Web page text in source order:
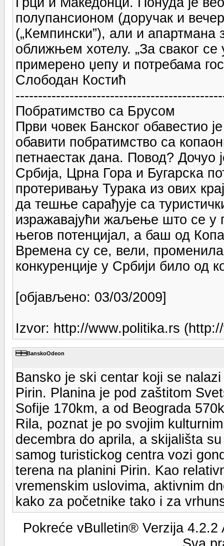
полупансионом (доручак и
(„Кемпински”), али и апартмана
оближњем хотелу. „За сваког
примерено џепу и потребама
Слободан Костић
Побратимство са Брусом
Први човек Банског обавестио
обавити побратимство са
петнаестак дана. Повод? Дочуо
Србија, Црна Гора и Бугарска
протеривању Турака из ових
да тешње сарађује са
изражавајући жаљење што се у
његов потенцијал, а баш од
Времена су се, вели,
конкуренције у Србији било од
[објављено: 03/03/2009]
Izvor: http://www.politika.rs
BanskoOdeon
Bansko je ski centar koji se
Pirin. Planina je pod zaštitom
Sofije 170km, a od Beograda
Rila, poznat je po svojim
decembra do aprila, a skijališta
samog turistickog centra vozi
terena na planini Pirin. Kao
vremenskim uslovima, aktivnim
kako za početnike tako i za
Pokreće vBulletin® Verzija